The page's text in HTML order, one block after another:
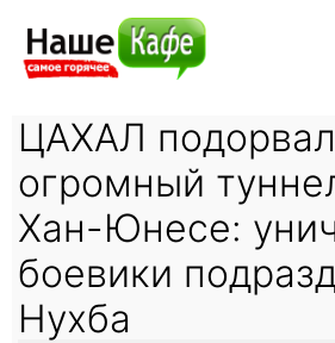
ЦАХАЛ подорвал
огромный
Хан-Юнесе:
боевики
Нухба